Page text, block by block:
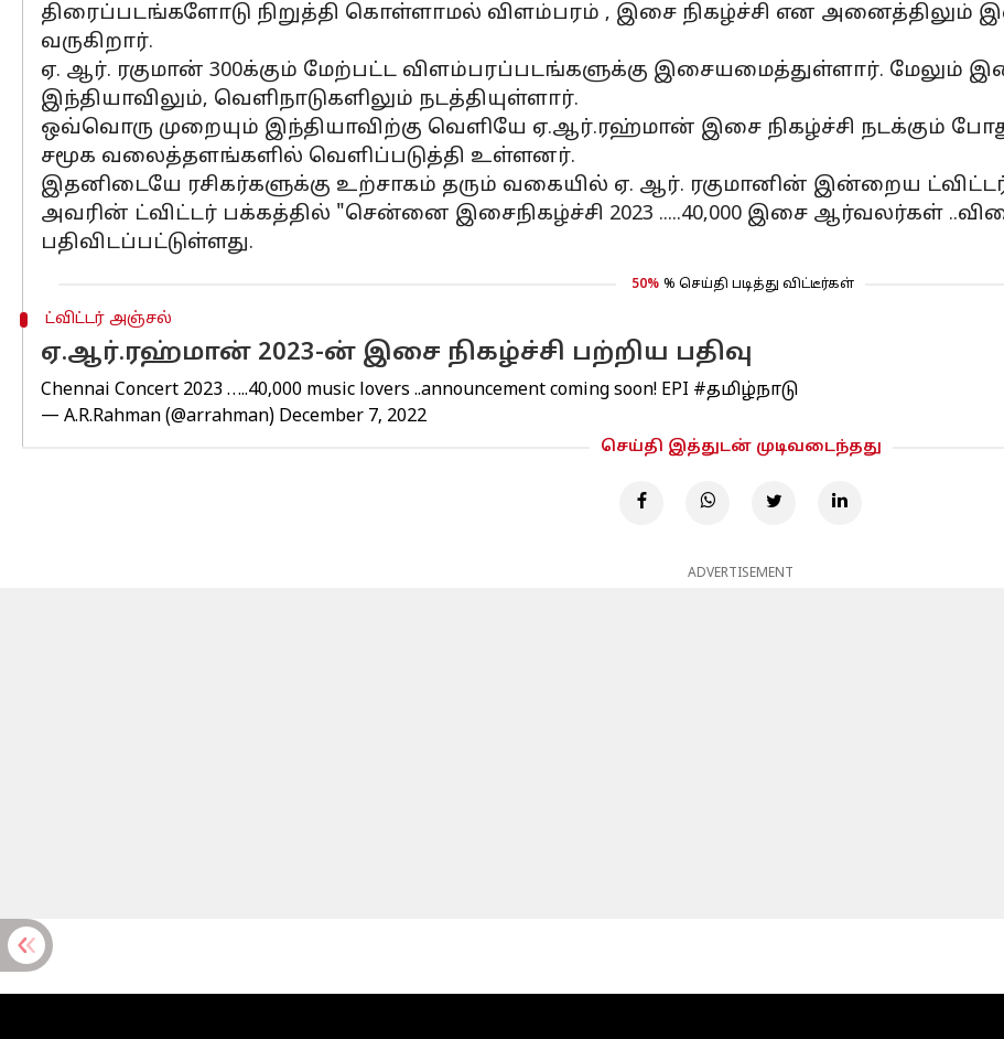
திரைப்படங்களோடு நிறுத்தி கொள்ளாமல் விளம்பரம் , இசை நிகழ்ச்சி என அனைத்திலும்
வருகிறார்.
ஏ. ஆர். ரகுமான் 300க்கும் மேற்பட்ட விளம்பரப்படங்களுக்கு இசையமைத்துள்ளார். மேலும்
இந்தியாவிலும், வெளிநாடுகளிலும் நடத்தியுள்ளார்.
ஒவ்வொரு முறையும் இந்தியாவிற்கு வெளியே ஏ.ஆர்.ரஹ்மான் இசை நிகழ்ச்சி நடக்கும்
சமூக வலைத்தளங்களில் வெளிப்படுத்தி உள்ளனர்.
இதனிடையே ரசிகர்களுக்கு உற்சாகம் தரும் வகையில் ஏ. ஆர். ரகுமானின் இன்றைய
அவரின் ட்விட்டர் பக்கத்தில் "சென்னை இசைநிகழ்ச்சி 2023 .....40,000 இசை ஆர்வலர்கள்
பதிவிடப்பட்டுள்ளது.
50% % செய்தி படித்து விட்டீர்கள்
ட்விட்டர் அஞ்சல்
ஏ.ஆர்.ரஹ்மான் 2023-ன் இசை நிகழ்ச்சி பற்றிய பதிவு
Chennai Concert 2023 …..40,000 music lovers ..announcement coming soon! EPI #தமிழ்நாடு
— A.R.Rahman (@arrahman) December 7, 2022
செய்தி இத்துடன் முடிவடைந்தது
ADVERTISEMENT